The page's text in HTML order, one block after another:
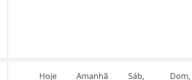
Hoje Amanhã Sáb, Dom,